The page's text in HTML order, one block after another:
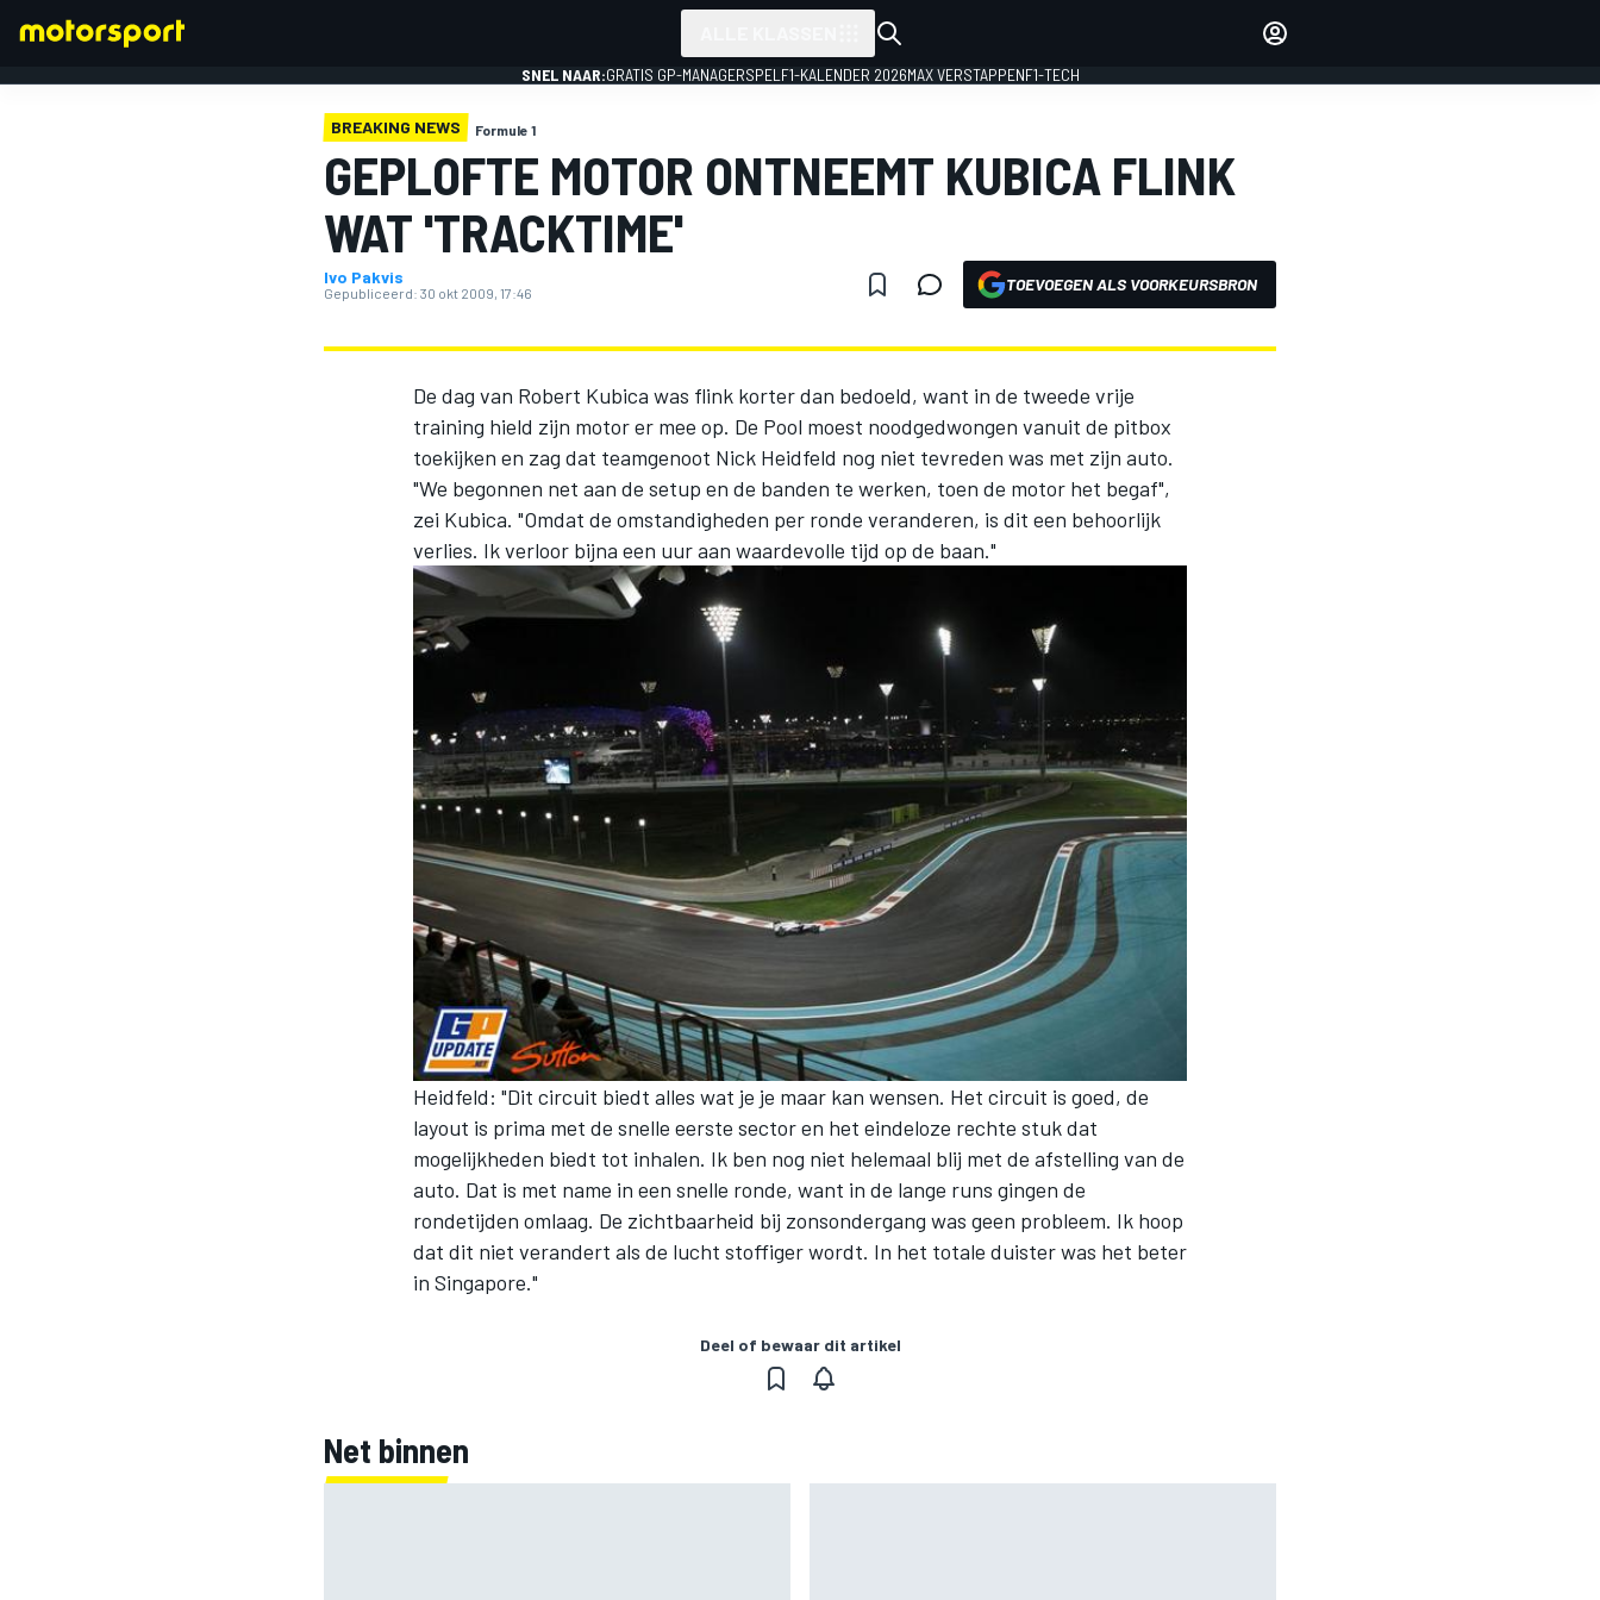
SNEL NAAR:GRATIS GP-MANAGERSPEL F1-KALENDER 2026MAX VERSTAPPENF1-TECH
BREAKING NEWS Formule 1
GEPLOFTE MOTOR ONTNEEMT KUBICA FLINK
WAT 'TRACKTIME'
Ivo Pakvis
Gepubliceerd: 30 okt 2009, 17:46 TOEVOEGEN ALS VOORKEURSBRON
De dag van Robert Kubica was flink korter dan bedoeld, want in de tweede vrije
training hield zijn motor er mee op. De Pool moest noodgedwongen vanuit de pitbox
toekijken en zag dat teamgenoot Nick Heidfeld nog niet tevreden was met zijn auto.
"We begonnen net aan de setup en de banden te werken, toen de motor het begaf",
zei Kubica. "Omdat de omstandigheden per ronde veranderen, is dit een behoorlijk
verlies. Ik verloor bijna een uur aan waardevolle tijd op de baan."
Heidfeld: "Dit circuit biedt alles wat je je maar kan wensen. Het circuit is goed, de
layout is prima met de snelle eerste sector en het eindeloze rechte stuk dat
mogelijkheden biedt tot inhalen. Ik ben nog niet helemaal blij met de afstelling van de
auto. Dat is met name in een snelle ronde, want in de lange runs gingen de
rondetijden omlaag. De zichtbaarheid bij zonsondergang was geen probleem. Ik hoop
dat dit niet verandert als de lucht stoffiger wordt. In het totale duister was het beter
in Singapore."
Deel of bewaar dit artikel
Net binnen